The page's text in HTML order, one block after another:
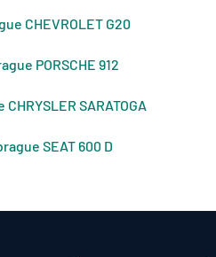
CHEVROLET G20
PORSCHE 912
SARATOGA
SEAT 600 D